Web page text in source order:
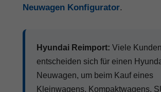
Neuwagen Konfigurator.
Hyundai Reimport: Viele Kunden
entscheiden sich für einen
Neuwagen, um beim Kauf eines
Kleinwagens, Kompaktwagens,